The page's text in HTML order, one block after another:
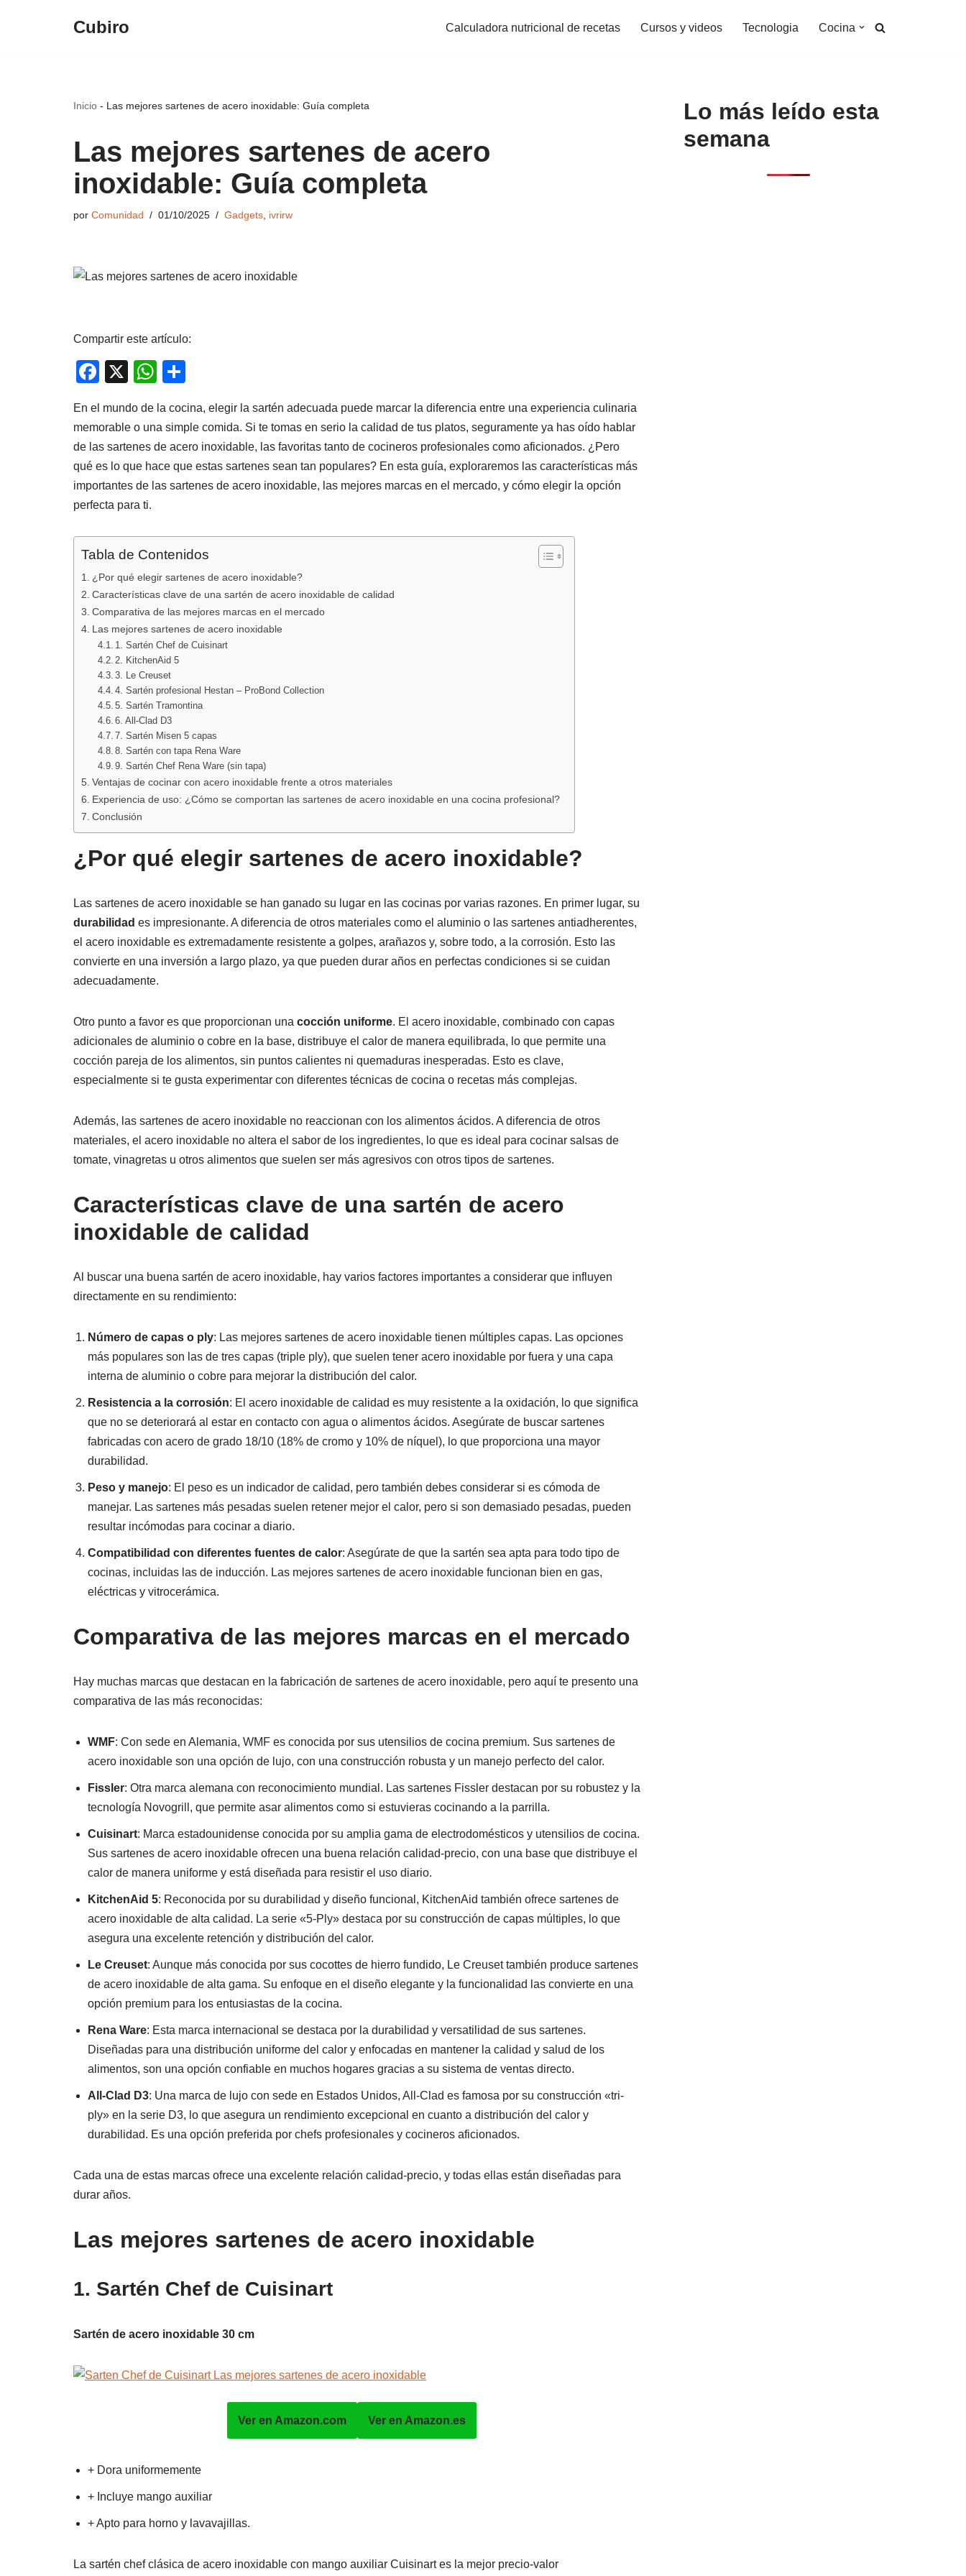
Cubiro Calculadora nutricional de recetas Cursos y videos Tecnologia Cocina
Inicio - Las mejores sartenes de acero inoxidable: Guía completa
Las mejores sartenes de acero
inoxidable: Guía completa
por Comunidad 01/10/2025 Gadgets ivrirw
Compartir este artículo:
F
c
e
b
o
o
k
X
W
at
s
A
p
m
p
ar
tir
En el mundo de la cocina, elegir la sartén adecuada puede marcar la diferencia entre una experiencia culinaria
memorable o una simple comida. Si te tomas en serio la calidad de tus platos, seguramente ya has oído hablar
de las sartenes de acero inoxidable, las favoritas tanto de cocineros profesionales como aficionados. ¿Pero
qué es lo que hace que estas sartenes sean tan populares? En esta guía, exploraremos las características más
importantes de las sartenes de acero inoxidable, las mejores marcas en el mercado, y cómo elegir la opción
perfecta para ti.
Tabla de Contenidos
¿Por qué elegir sartenes de acero inoxidable?
Características clave de una sartén de acero inoxidable de calidad
Comparativa de las mejores marcas en el mercado
Las mejores sartenes de acero inoxidable
1. Sartén Chef de Cuisinart
2. KitchenAid 5
3. Le Creuset
4. Sartén profesional Hestan – ProBond Collection
5. Sartén Tramontina
6. All-Clad D3
7. Sartén Misen 5 capas
8. Sartén con tapa Rena Ware
9. Sartén Chef Rena Ware (sin tapa)
Ventajas de cocinar con acero inoxidable frente a otros materiales
Experiencia de uso: ¿Cómo se comportan las sartenes de acero inoxidable en una cocina profesional?
Conclusión
¿Por qué elegir sartenes de acero inoxidable?
Las sartenes de acero inoxidable se han ganado su lugar en las cocinas por varias razones. En primer lugar, su
durabilidad es impresionante. A diferencia de otros materiales como el aluminio o las sartenes antiadherentes,
el acero inoxidable es extremadamente resistente a golpes, arañazos y, sobre todo, a la corrosión. Esto las
convierte en una inversión a largo plazo, ya que pueden durar años en perfectas condiciones si se cuidan
adecuadamente.
Otro punto a favor es que proporcionan una cocción uniforme. El acero inoxidable, combinado con capas
adicionales de aluminio o cobre en la base, distribuye el calor de manera equilibrada, lo que permite una
cocción pareja de los alimentos, sin puntos calientes ni quemaduras inesperadas. Esto es clave,
especialmente si te gusta experimentar con diferentes técnicas de cocina o recetas más complejas.
Además, las sartenes de acero inoxidable no reaccionan con los alimentos ácidos. A diferencia de otros
materiales, el acero inoxidable no altera el sabor de los ingredientes, lo que es ideal para cocinar salsas de
tomate, vinagretas u otros alimentos que suelen ser más agresivos con otros tipos de sartenes.
Características clave de una sartén de acero
inoxidable de calidad
Al buscar una buena sartén de acero inoxidable, hay varios factores importantes a considerar que influyen
directamente en su rendimiento:
Número de capas o ply: Las mejores sartenes de acero inoxidable tienen múltiples capas. Las opciones
más populares son las de tres capas (triple ply), que suelen tener acero inoxidable por fuera y una capa
interna de aluminio o cobre para mejorar la distribución del calor.
Resistencia a la corrosión: El acero inoxidable de calidad es muy resistente a la oxidación, lo que significa
que no se deteriorará al estar en contacto con agua o alimentos ácidos. Asegúrate de buscar sartenes
fabricadas con acero de grado 18/10 (18% de cromo y 10% de níquel), lo que proporciona una mayor
durabilidad.
Peso y manejo: El peso es un indicador de calidad, pero también debes considerar si es cómoda de
manejar. Las sartenes más pesadas suelen retener mejor el calor, pero si son demasiado pesadas, pueden
resultar incómodas para cocinar a diario.
Compatibilidad con diferentes fuentes de calor: Asegúrate de que la sartén sea apta para todo tipo de
cocinas, incluidas las de inducción. Las mejores sartenes de acero inoxidable funcionan bien en gas,
eléctricas y vitrocerámica.
Comparativa de las mejores marcas en el mercado
Hay muchas marcas que destacan en la fabricación de sartenes de acero inoxidable, pero aquí te presento una
comparativa de las más reconocidas:
WMF: Con sede en Alemania, WMF es conocida por sus utensilios de cocina premium. Sus sartenes de
acero inoxidable son una opción de lujo, con una construcción robusta y un manejo perfecto del calor.
Fissler: Otra marca alemana con reconocimiento mundial. Las sartenes Fissler destacan por su robustez y la
tecnología Novogrill, que permite asar alimentos como si estuvieras cocinando a la parrilla.
Cuisinart: Marca estadounidense conocida por su amplia gama de electrodomésticos y utensilios de cocina.
Sus sartenes de acero inoxidable ofrecen una buena relación calidad-precio, con una base que distribuye el
calor de manera uniforme y está diseñada para resistir el uso diario.
KitchenAid 5: Reconocida por su durabilidad y diseño funcional, KitchenAid también ofrece sartenes de
acero inoxidable de alta calidad. La serie «5-Ply» destaca por su construcción de capas múltiples, lo que
asegura una excelente retención y distribución del calor.
Le Creuset: Aunque más conocida por sus cocottes de hierro fundido, Le Creuset también produce sartenes
de acero inoxidable de alta gama. Su enfoque en el diseño elegante y la funcionalidad las convierte en una
opción premium para los entusiastas de la cocina.
Rena Ware: Esta marca internacional se destaca por la durabilidad y versatilidad de sus sartenes.
Diseñadas para una distribución uniforme del calor y enfocadas en mantener la calidad y salud de los
alimentos, son una opción confiable en muchos hogares gracias a su sistema de ventas directo.
All-Clad D3: Una marca de lujo con sede en Estados Unidos, All-Clad es famosa por su construcción «tri-
ply» en la serie D3, lo que asegura un rendimiento excepcional en cuanto a distribución del calor y
durabilidad. Es una opción preferida por chefs profesionales y cocineros aficionados.
Cada una de estas marcas ofrece una excelente relación calidad-precio, y todas ellas están diseñadas para
durar años.
Las mejores sartenes de acero inoxidable
1. Sartén Chef de Cuisinart
Sartén de acero inoxidable 30 cm
Ver en Amazon.com Ver en Amazon.es
+ Dora uniformemente
+ Incluye mango auxiliar
+ Apto para horno y lavavajillas.
La sartén chef clásica de acero inoxidable con mango auxiliar Cuisinart es la mejor precio-valor
Lo más leído esta
semana